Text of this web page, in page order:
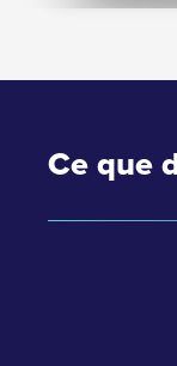
Ce que